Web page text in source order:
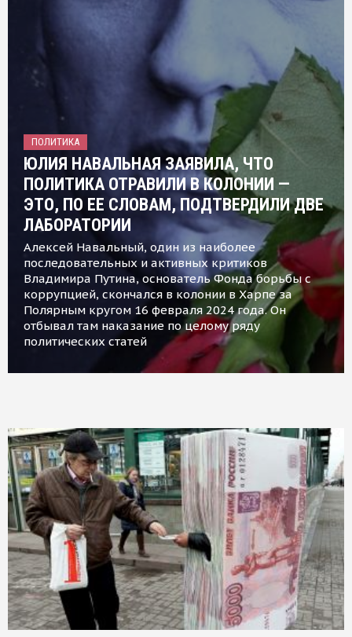
ПОЛИТИКА
ЮЛИЯ НАВАЛЬНАЯ ЗАЯВИЛА, ЧТО
ПОЛИТИКА ОТРАВИЛИ В КОЛОНИИ —
ЭТО, ПО ЕЕ СЛОВАМ, ПОДТВЕРДИЛИ ДВЕ
ЛАБОРАТОРИИ
Алексей Навальный, один из наиболее
последовательных и активных критиков
Владимира Путина, основатель Фонда борьбы с
коррупцией, скончался в колонии в Харпе за
Полярным кругом 16 февраля 2024 года. Он
отбывал там наказание по целому ряду
политических статей